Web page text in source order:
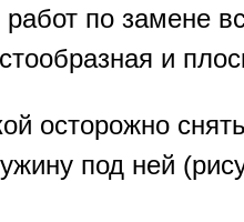
работ по замене
и
осторожно
под ней (